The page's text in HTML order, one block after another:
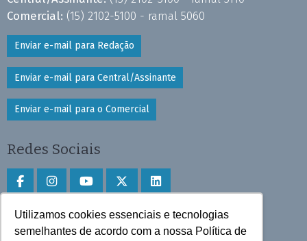
Utilizamos cookies essenciais e tecnologias
semelhantes de acordo com a nossa Política de
Comercial: (15) 2102-5100 - ramal 5060
Enviar e-mail para Redação
Enviar e-mail para Central/Assinante
Enviar e-mail para o Comercial
Redes Sociais
Faça download do aplicativo